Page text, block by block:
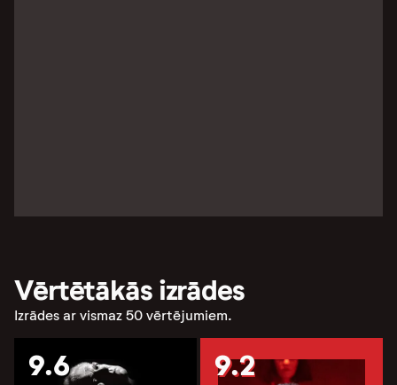
Vērtētākās izrādes
Izrādes ar vismaz 50 vērtējumiem.
9.6 9.2